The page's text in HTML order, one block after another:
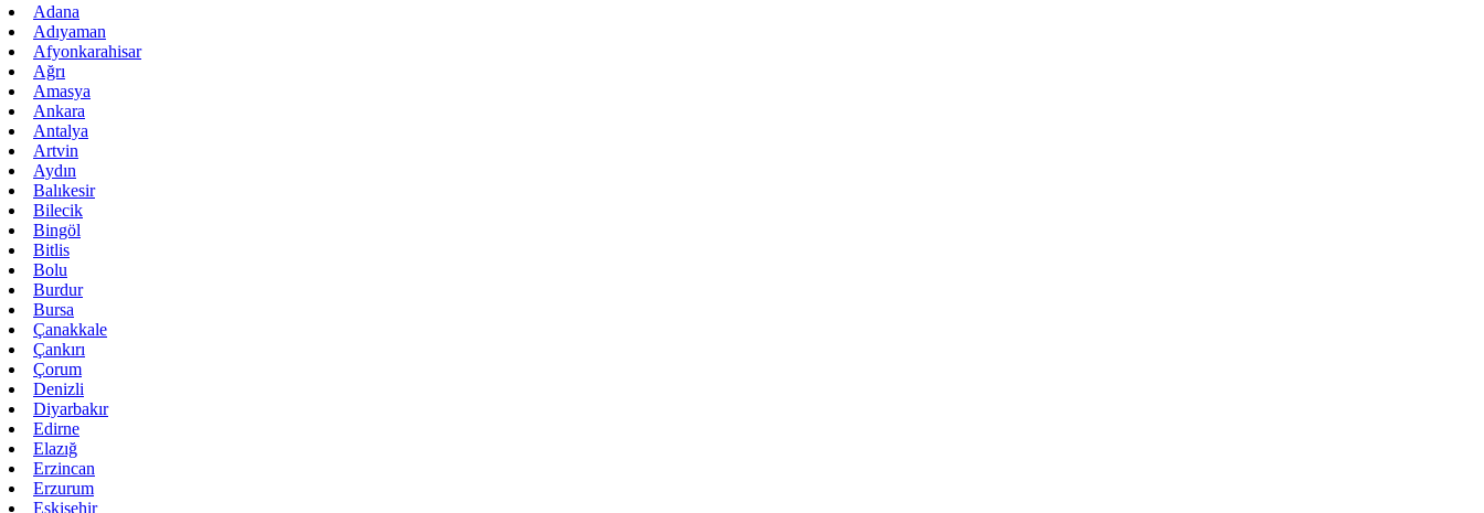
Adana
Adıyaman
Afyonkarahisar
Ağrı
Amasya
Ankara
Antalya
Artvin
Aydın
Balıkesir
Bilecik
Bingöl
Bitlis
Bolu
Burdur
Bursa
Çanakkale
Çankırı
Çorum
Denizli
Diyarbakır
Edirne
Elazığ
Erzincan
Erzurum
Eskişehir